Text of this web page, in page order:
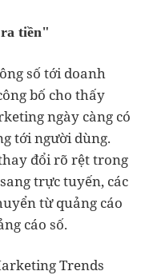
tiền"
số tới doanh
bố cho thấy
ngày càng có
tới người dùng.
đổi rõ rệt trong
trực tuyến, các
từ quảng cáo
cáo số.
Trends